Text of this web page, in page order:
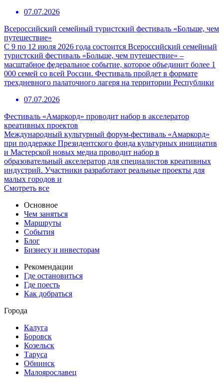
07.07.2026
Всероссийский семейный туристский фестиваль «Больше, чем
путешествие»
С 9 по 12 июля 2026 года состоится Всероссийский семейный
туристский фестиваль «Больше, чем путешествие» –
масштабное федеральное событие, которое объединит более 1
000 семей со всей России. Фестиваль пройдет в формате
трехдневного палаточного лагеря на территории Республики
07.07.2026
Фестиваль «Амаркорд» проводит набор в акселератор
креативных проектов
Международный культурный форум-фестиваль «Амаркорд»
при поддержке Президентского фонда культурных инициатив
и Мастерской новых медиа проводит набор в
образовательный акселератор для специалистов креативных
индустрий. Участники разработают реальные проекты для
малых городов и
Смотреть все
Основное
Чем заняться
Маршруты
События
Блог
Бизнесу и инвесторам
Рекомендации
Где остановиться
Где поесть
Как добраться
Города
Калуга
Боровск
Козельск
Таруса
Обнинск
Малоярославец